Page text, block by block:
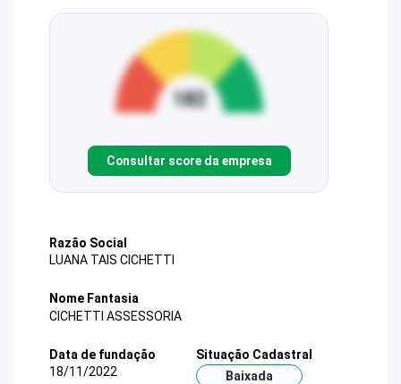
Consultar score da empresa
Razão Social
LUANA TAIS CICHETTI
Nome Fantasia
CICHETTI ASSESSORIA
Data de fundação
18/11/2022
Situação Cadastral
Baixada